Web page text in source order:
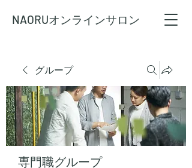
NAORUオンラインサロン
グループ
専門職グループ